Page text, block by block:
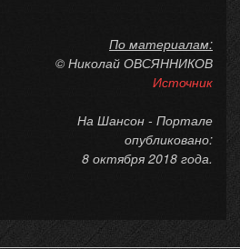
По материалам:
© Николай ОВСЯННИКОВ
Источник
На Шансон - Портале
опубликовано:
8 октября 2018 года.